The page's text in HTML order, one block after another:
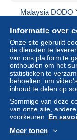
Malaysia DODO
Statuut
Informatie over
Onze site gebruikt
de diensten te
van ons platform te
onthouden om het
statistieken te
behoeften, om
inhoud te delen op
Sommige van deze
van onze site,
voorkeuren. En
Meer tonen